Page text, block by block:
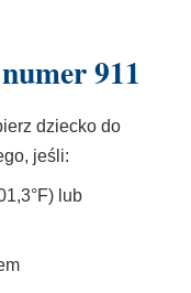
911
dziecko do
jeśli:
lub